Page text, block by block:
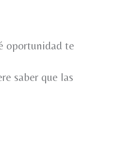
oportunidad te
saber que las